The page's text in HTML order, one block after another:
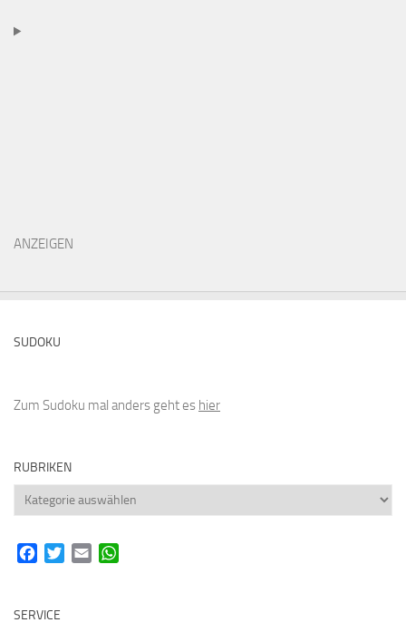
ANZEIGEN
SUDOKU
Zum Sudoku mal anders geht es hier
RUBRIKEN
Rubriken
FacebookTwitterEmail
SERVICE